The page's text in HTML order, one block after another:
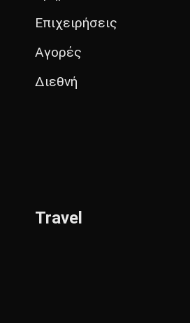
Επιχειρήσεις
Αγορές
Διεθνή
Travel